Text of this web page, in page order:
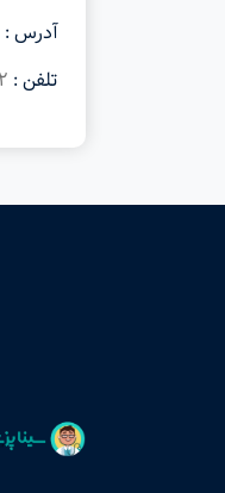
آدرس :
تلفن :